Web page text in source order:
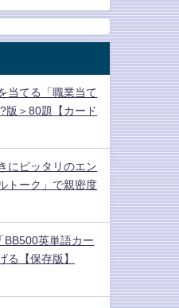
当てる「職業当て
版＞80題【カード
にピッタリのエン
トーク」で親密度
BB500英単語カー
る【保存版】